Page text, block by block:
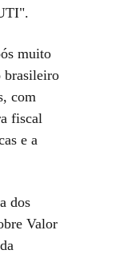
muito
brasileiro
com
fiscal
e a
dos
Valor